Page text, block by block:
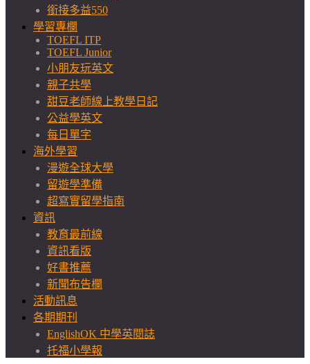
銜接多益550
學習專欄
TOEFL ITP
TOEFL Junior
小朋友玩英文
親子共學
甜豆老師線上教學日記
公益學英文
每日單字
海外學習
漫遊全球大學
留遊學準備
超寫實留學指南
資訊
教育最前線
資訊看版
好書推薦
新聞布告欄
活動訊息
各期期刊
EnglishOK 中學英閱誌
托福小學報